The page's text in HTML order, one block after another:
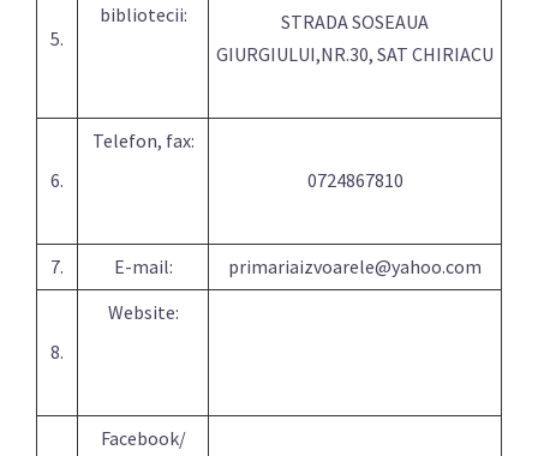
5.
bibliotecii:
STRADA SOSEAUA
GIURGIULUI,NR.30, SAT CHIRIACU
6.
Telefon, fax:
0724867810
7. E-mail: primariaizvoarele@yahoo.com
8.
Website:
Facebook/